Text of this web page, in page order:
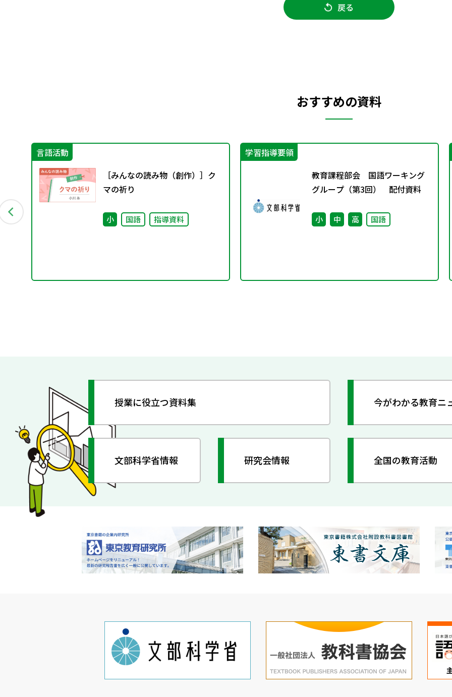
戻る
おすすめの資料
言語活動
［みんなの読み物（創作）］ク
マの祈り
小 国語 指導資料
学習指導要領
教育課程部会 国語ワーキング
グループ（第3回） 配付資料
小 中 高 国語
授業に役立つ資料集 今がわかる教育ニ
文部科学省情報 研究会情報 全国の教育活動